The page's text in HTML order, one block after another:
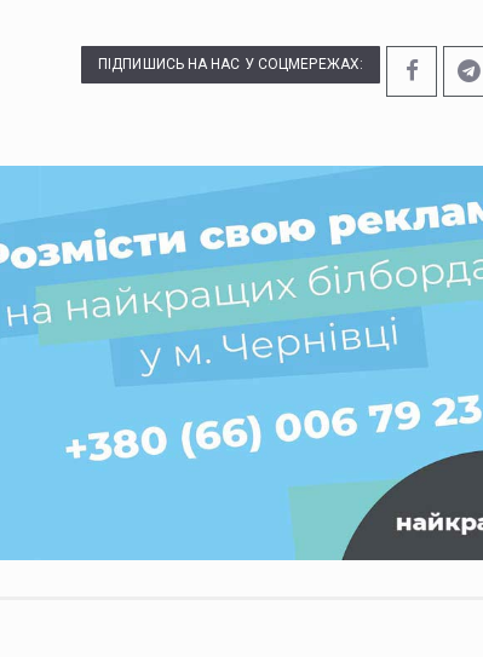
ПІДПИШИСЬ НА НАС У СОЦМЕРЕЖАХ: